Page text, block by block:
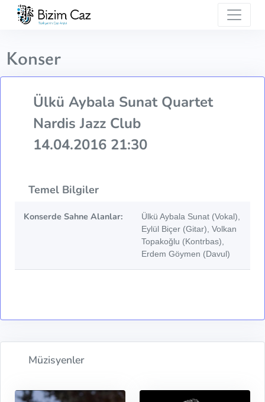
Konser
Ülkü Aybala Sunat Quartet
Nardis Jazz Club
14.04.2016 21:30
Temel Bilgiler
Konserde Sahne Alanlar:
Ülkü Aybala Sunat (Vokal),
Eylül Biçer (Gitar), Volkan
Topakoğlu (Kontrbas),
Erdem Göymen (Davul)
Müzisyenler